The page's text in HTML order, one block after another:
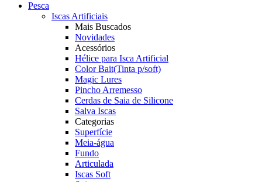
Pesca
Iscas Artificiais
Mais Buscados
Novidades
Acessórios
Hélice para Isca Artificial
Color Bait(Tinta p/soft)
Magic Lures
Pincho Arremesso
Cerdas de Saia de Silicone
Salva Iscas
Categorias
Superfície
Meia-água
Fundo
Articulada
Iscas Soft